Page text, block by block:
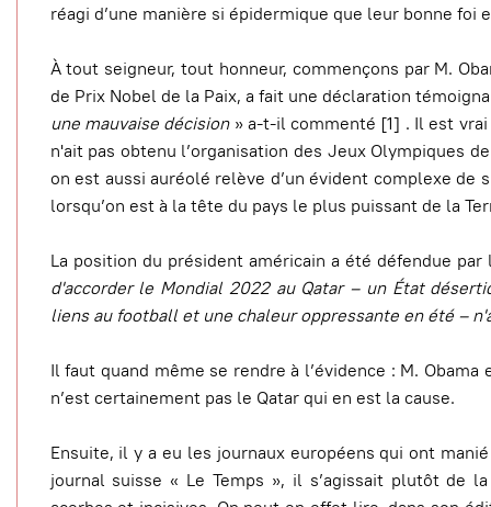
réagi d’une manière si épidermique que leur bonne foi
À tout seigneur, tout honneur, commençons par M.
de Prix Nobel de la Paix, a fait une déclaration
une mauvaise décision» a-t-il commenté [1] . Il est vrai
n'ait pas obtenu l’organisation des Jeux Olympiques
on est aussi auréolé relève d’un évident complexe
lorsqu’on est à la tête du pays le plus puissant de la
La position du président américain a été défendue
d'accorder le Mondial 2022 au Qatar – un État
liens au football et une chaleur oppressante en été –
Il faut quand même se rendre à l’évidence : M.
n’est certainement pas le Qatar qui en est la cause.
Ensuite, il y a eu les journaux européens qui ont
journal suisse « Le Temps », il s’agissait plutôt de